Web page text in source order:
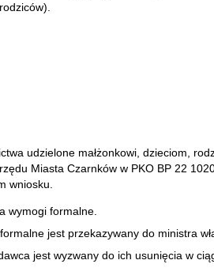
udzielone małżonkowi, dzieciom,
Miasta Czarnków w PKO BP 22
wniosku.
wymogi formalne.
jest przekazywany do ministra
jest wyzwany do ich usunięcia w